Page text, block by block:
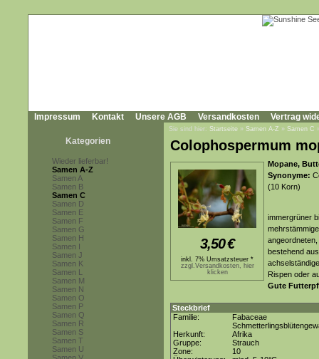
Impressum Kontakt Unsere AGB Versandkosten Vertrag
Kategorien
Wieder lieferbar!
Samen A-Z
Samen A
Samen B
Samen C
Samen D
Samen E
Samen F
Samen G
Samen H
Samen I
Samen J
Samen K
Samen L
Samen M
Samen N
Samen O
Samen P
Samen Q
Samen R
Samen S
Samen T
Samen U
Sie sind hier: Startseite » Samen A-Z » Samen C
Colophospermum
3,50€
inkl. 7% Umsatzsteuer *
zzgl.Versandkosten, hier
klicken
Mopane,
Synonyme:
(10 Korn)
immergrüner
bestehend
Rispen oder
Gute
Steckbrief
Familie:
Fabaceae
Herkunft:
Afrika
Gruppe:
Strauch
Zone:
10